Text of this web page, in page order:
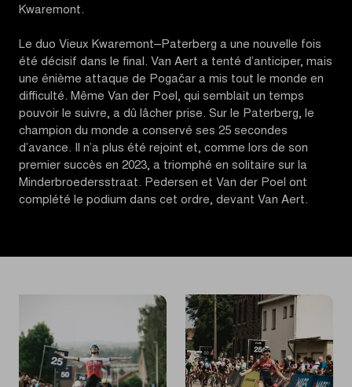
Kwaremont.
Le duo Vieux Kwaremont–Paterberg a une nouvelle fois
été décisif dans le final. Van Aert a tenté d’anticiper, mais
une énième attaque de Pogačar a mis tout le monde en
difficulté. Même Van der Poel, qui semblait un temps
pouvoir le suivre, a dû lâcher prise. Sur le Paterberg, le
champion du monde a conservé ses 25 secondes
d’avance. Il n’a plus été rejoint et, comme lors de son
premier succès en 2023, a triomphé en solitaire sur la
Minderbroedersstraat. Pedersen et Van der Poel ont
complété le podium dans cet ordre, devant Van Aert.